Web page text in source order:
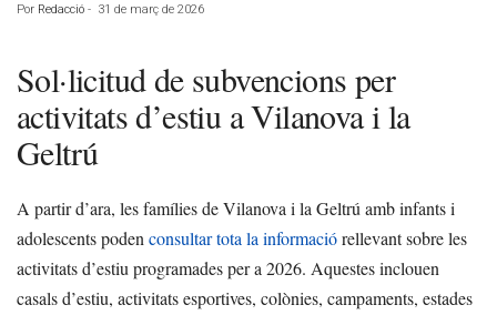
Por Redacció - 31 de març de 2026
Sol·licitud de subvencions per
activitats d’estiu a Vilanova i la
Geltrú
A partir d’ara, les famílies de Vilanova i la Geltrú amb infants i
adolescents poden consultar tota la informaciórellevant sobre les
activitats d’estiu programades per a 2026. Aquestes inclouen
casals d’estiu, activitats esportives, colònies, campaments, estades